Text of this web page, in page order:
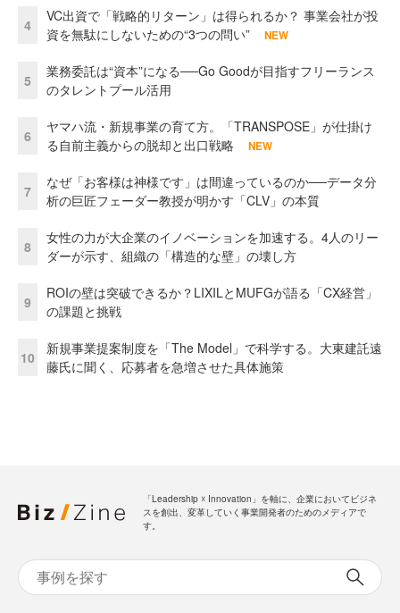
4
VC出資で「戦略的リターン」は得られるか？ 事業会社が投
資を無駄にしないための“3つの問い”
NEW
5
業務委託は“資本”になる──Go Goodが目指すフリーランス
のタレントプール活用
6
ヤマハ流・新規事業の育て方。「TRANSPOSE」が仕掛け
る自前主義からの脱却と出口戦略
NEW
7
なぜ「お客様は神様です」は間違っているのか──データ分
析の巨匠フェーダー教授が明かす「CLV」の本質
8
女性の力が大企業のイノベーションを加速する。4人のリー
ダーが示す、組織の「構造的な壁」の壊し方
9
ROIの壁は突破できるか？LIXILとMUFGが語る「CX経営」
の課題と挑戦
10
新規事業提案制度を「The Model」で科学する。大東建託遠
藤氏に聞く、応募者を急増させた具体施策
「Leadership ☓ Innovation」を軸に、企業においてビジネ
スを創出、変革していく事業開発者のためのメディアで
す。